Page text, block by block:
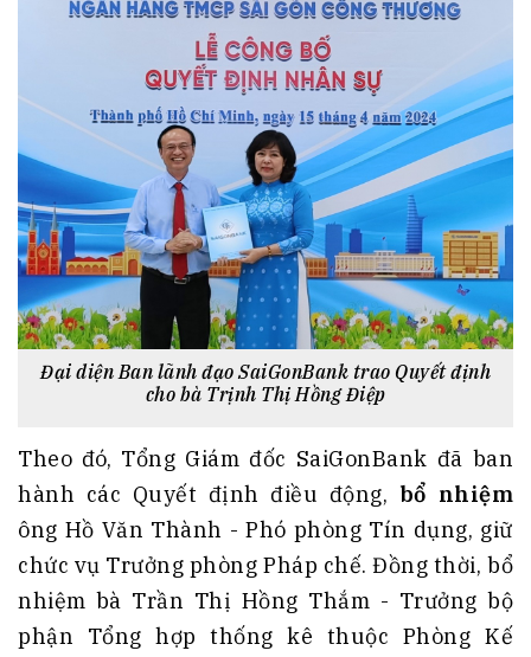
Đại diện Ban lãnh đạo SaiGonBank trao Quyết định
cho bà Trịnh Thị Hồng Điệp
Theo đó, Tổng Giám đốc SaiGonBank đã ban
hành các Quyết định điều động, bổ nhiệm
ông Hồ Văn Thành - Phó phòng Tín dụng, giữ
chức vụ Trưởng phòng Pháp chế. Đồng thời, bổ
nhiệm bà Trần Thị Hồng Thắm - Trưởng bộ
phận Tổng hợp thống kê thuộc Phòng Kế